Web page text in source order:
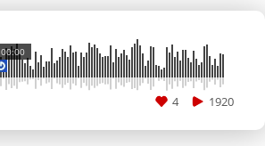
00:00
1920
4